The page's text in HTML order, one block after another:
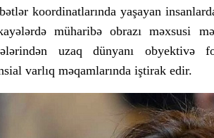
koordinatlarında yaşayan
müharibə obrazı məxsusi
uzaq dünyanı obyektivə
varlıq məqamlarında iştirak edir.